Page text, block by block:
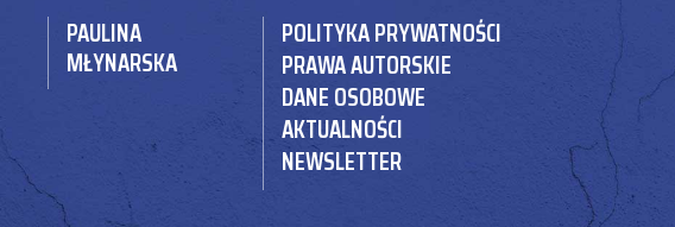
PAULINA
MŁYNARSKA
POLITYKA PRYWATNOŚCI
PRAWA AUTORSKIE
DANE OSOBOWE
AKTUALNOŚCI
NEWSLETTER